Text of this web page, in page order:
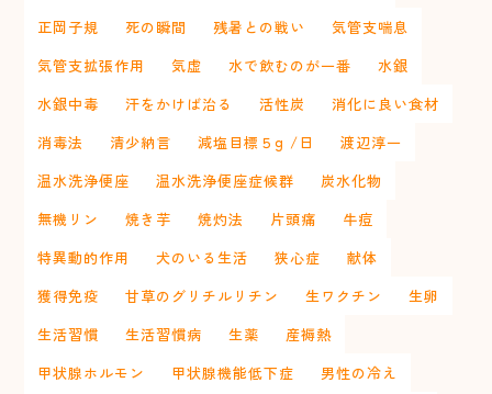
正岡子規
死の瞬間 残暑との戦い
気管支喘息
気管支拡張作用
気虚 水で飲むのが一番
水銀
水銀中毒
汗をかけば治る 活性炭
消化に良い食材
消毒法
清少納言 減塩目標５g /日
渡辺淳一
温水洗浄便座
温水洗浄便座症候群
炭水化物
無機リン
焼き芋 焼灼法 片頭痛
牛痘
特異動的作用
犬のいる生活 狭心症
献体
獲得免疫
甘草のグリチルリチン 生ワクチン
生卵
生活習慣
生活習慣病 生薬
産褥熱
甲状腺ホルモン
甲状腺機能低下症
男性の冷え